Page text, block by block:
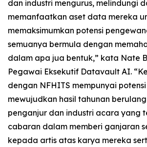
dan industri mengurus, melindungi
memanfaatkan aset data mereka
memaksimumkan potensi
semuanya bermula dengan
dalam apa jua bentuk,” kata Nate
Pegawai Eksekutif Datavault AI.
dengan NFHITS mempunyai
mewujudkan hasil tahunan
penganjur dan industri acara yang
cabaran dalam memberi ganjaran
kepada artis atas karya mereka